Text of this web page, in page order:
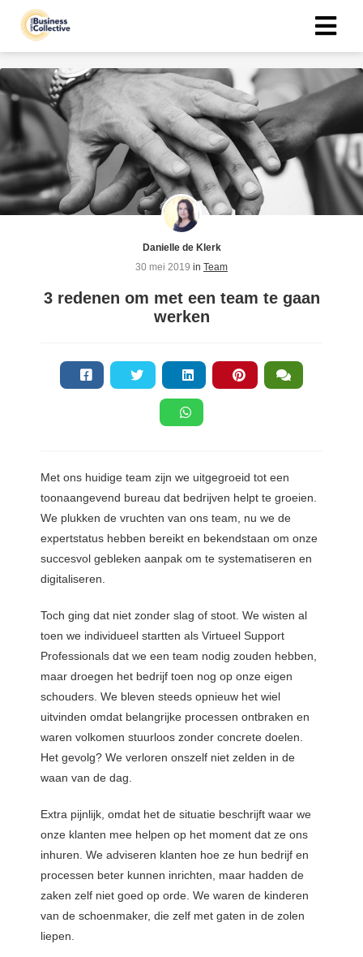
Danielle de Klerk
30 mei 2019 in Team
3 redenen om met een team te gaan
werken
Met ons huidige team zijn we uitgegroeid tot een
toonaangevend bureau dat bedrijven helpt te groeien.
We plukken de vruchten van ons team, nu we de
expertstatus hebben bereikt en bekendstaan om onze
succesvol gebleken aanpak om te systematiseren en
digitaliseren.
Toch ging dat niet zonder slag of stoot. We wisten al
toen we individueel startten als Virtueel Support
Professionals dat we een team nodig zouden hebben,
maar droegen het bedrijf toen nog op onze eigen
schouders. We bleven steeds opnieuw het wiel
uitvinden omdat belangrijke processen ontbraken en
waren volkomen stuurloos zonder concrete doelen.
Het gevolg? We verloren onszelf niet zelden in de
waan van de dag.
Extra pijnlijk, omdat het de situatie beschrijft waar we
onze klanten mee helpen op het moment dat ze ons
inhuren. We adviseren klanten hoe ze hun bedrijf en
processen beter kunnen inrichten, maar hadden de
zaken zelf niet goed op orde. We waren de kinderen
van de schoenmaker, die zelf met gaten in de zolen
liepen.
worden
over
op
gebruikt
te
Hierdoor
van